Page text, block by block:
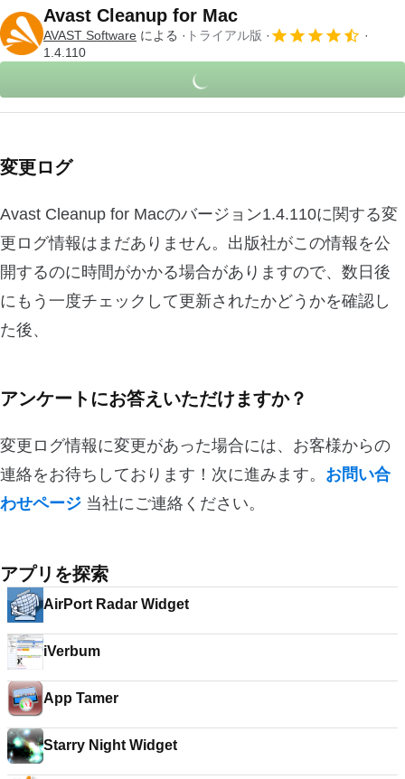
Avast Cleanup for Mac
AVAST Software による
トライアル版
1.4.110
変更ログ
Avast Cleanup for Macのバージョン1.4.110に関する変
更ログ情報はまだありません。出版社がこの情報を公
開するのに時間がかかる場合がありますので、数日後
にもう一度チェックして更新されたかどうかを確認し
た後、
アンケートにお答えいただけますか？
変更ログ情報に変更があった場合には、お客様からの
連絡をお待ちしております！次に進みます。 お問い合
わせページ 当社にご連絡ください。
アプリを探索
AirPort Radar Widget
iVerbum
App Tamer
Starry Night Widget